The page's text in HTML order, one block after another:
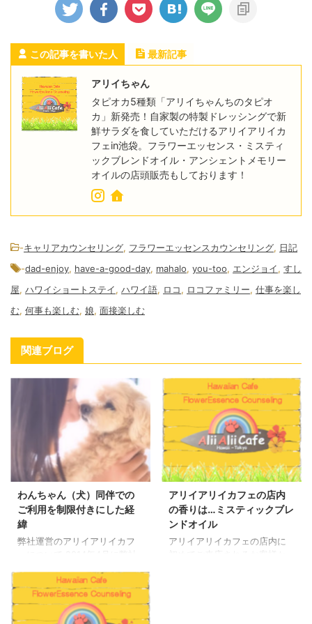
この記事を書いた人 最新記事
アリイちゃん
タピオカ5種類「アリイちゃんちのタピオ
カ」新発売！自家製の特製ドレッシングで新
鮮サラダを食していただけるアリイアリイカ
フェin池袋。フラワーエッセンス・ミスティ
ックブレンドオイル・アンシェントメモリー
オイルの店頭販売もしております！
-キャリアカウンセリング, フラワーエッセンスカウンセリング, 日記
-dad-enjoy, have-a-good-day, mahalo, you-too, エンジョイ, すし
屋, ハワイショートステイ, ハワイ語, ロコ, ロコファミリー, 仕事を楽し
む, 何事も楽しむ, 娘, 面接楽しむ
関連ブログ
わんちゃん（犬）同伴での
ご利用を制限付きにした経
緯
弊社運営のアリイアリイカフ
リイカフェは、4月末にオープ
ンいたしましたが、わんちゃ
んと人が幸せになる空間とし
て運営しておりましたが、わ
アリイアリイカフェの店内
の香りは…ミスティックブレ
ンドオイル
アリイアリイカフェの店内に